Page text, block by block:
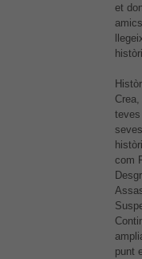
et
com
punt